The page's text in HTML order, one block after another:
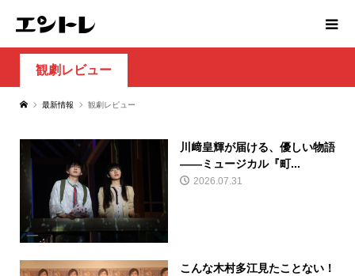
観劇レビュー
最新情報 観劇レビュー
川﨑皇輝が届ける、優しい物語
――ミュージカル『町...
2026.07.31
こんな木村多江見たことない！